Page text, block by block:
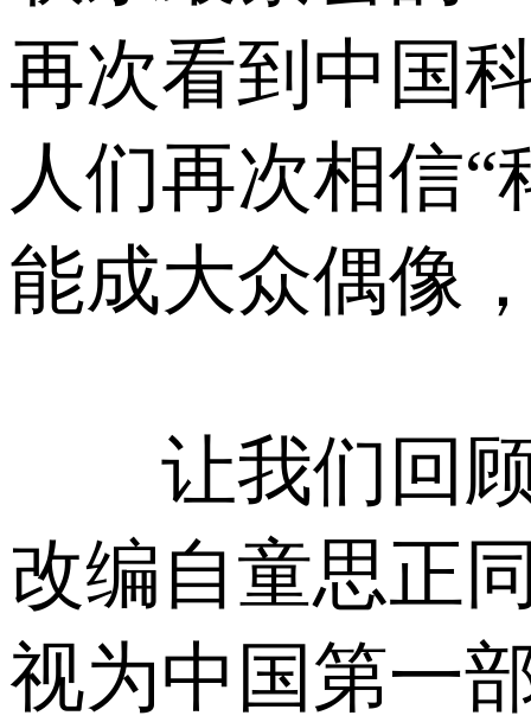
再次看到中国
人们再次相信
能成大众偶像
让我们回顾
改编自童思正
视为中国第一